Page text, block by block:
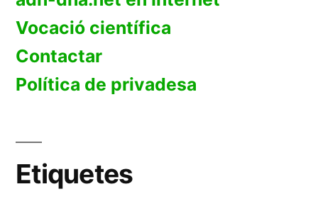
Vocació científica
Contactar
Política de privadesa
Etiquetes